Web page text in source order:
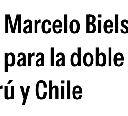
la
y Chile